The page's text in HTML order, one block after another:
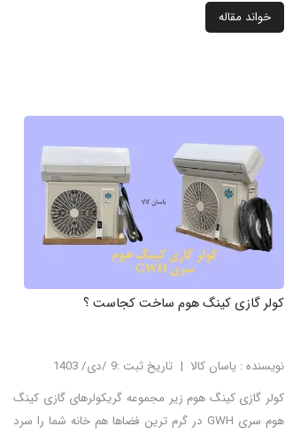
خواند مقاله
کولر گازی کینگ هوم ساخت کجاست ؟
نویسنده : یاسان کالا
تاریخ ثبت :9 /دی/ 1403
کولر گازی کینگ هوم زیر مجموعه گریکولرهای گازی کینگ
هوم سری GWH در گرم ترین فضاها هم خانه شما را سرد